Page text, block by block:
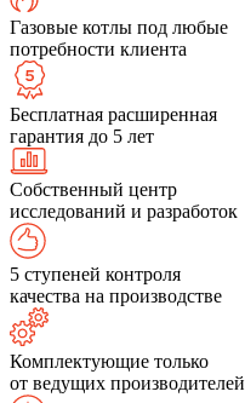
Газовые котлы под любые
потребности клиента
Бесплатная расширенная
гарантия до 5 лет
Собственный центр
исследований и разработок
5 ступеней контроля
качества на производстве
Комплектующие только
от ведущих производителей